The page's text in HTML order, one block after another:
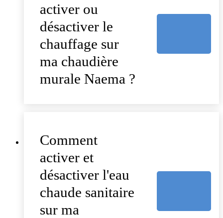
activer ou
désactiver le
chauffage sur
ma chaudière
murale Naema ?
Comment
activer et
désactiver l'eau
chaude sanitaire
sur ma